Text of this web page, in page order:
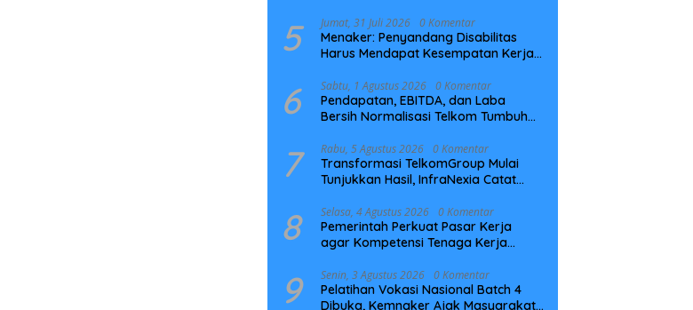
5 Jumat, 31 Juli 2026 0 Komentar
Menaker: Penyandang Disabilitas
Harus Mendapat Kesempatan Kerja
6 Sabtu, 1 Agustus 2026 0 Komentar
Pendapatan, EBITDA, dan Laba
Bersih Normalisasi Telkom Tumbuh
7 Rabu, 5 Agustus 2026 0 Komentar
Transformasi TelkomGroup Mulai
Tunjukkan Hasil, InfraNexia Catat
Digital Nasional
8 Selasa, 4 Agustus 2026 0 Komentar
Pemerintah Perkuat Pasar Kerja
agar Kompetensi Tenaga Kerja
9 Senin, 3 Agustus 2026 0 Komentar
Pelatihan Vokasi Nasional Batch 4
Dibuka, Kemnaker Ajak Masyarakat